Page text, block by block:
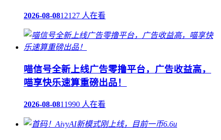
2026-08-0812127 人在看
喵信号全新上线广告零撸平台，广告收益高，
喵享快乐速算重磅出品！
2026-08-0811990 人在看